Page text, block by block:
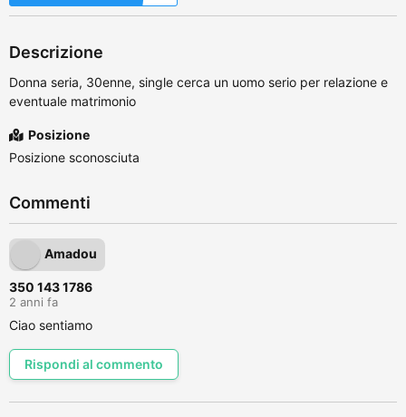
Descrizione
Donna seria, 30enne, single cerca un uomo serio per relazione e
eventuale matrimonio
Posizione
Posizione sconosciuta
Commenti
Amadou
350 143 1786
2 anni fa
Ciao sentiamo
Rispondi al commento